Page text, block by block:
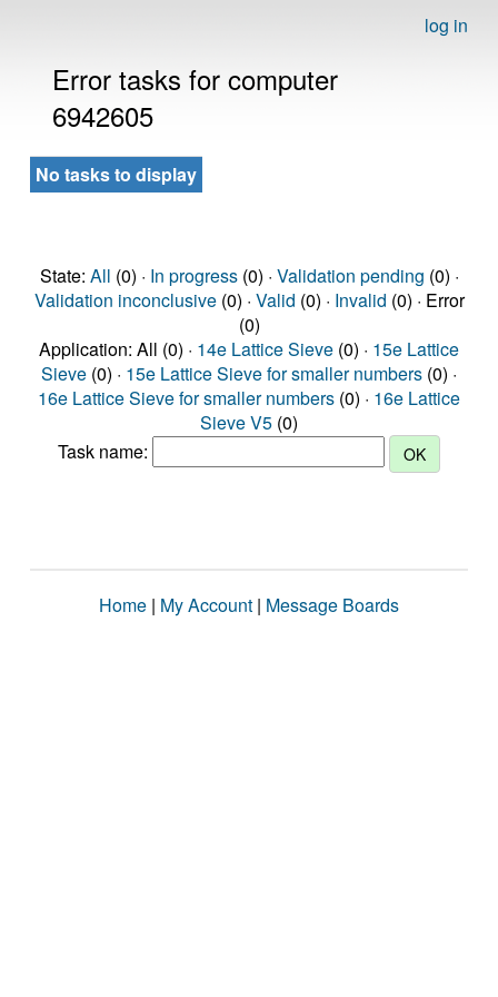
log in
Error tasks for computer
6942605
No tasks to display
State: All (0) · In progress(0) · Validation pending (0) ·
Validation inconclusive(0) · Valid (0) · Invalid (0) · Error
(0)
Application: All (0) · 14e Lattice Sieve (0) · 15e Lattice
Sieve (0) · 15e Lattice Sieve for smaller numbers (0) ·
16e Lattice Sieve for smaller numbers (0) · 16e Lattice
Sieve V5 (0)
Task name:
Home | My Account | Message Boards